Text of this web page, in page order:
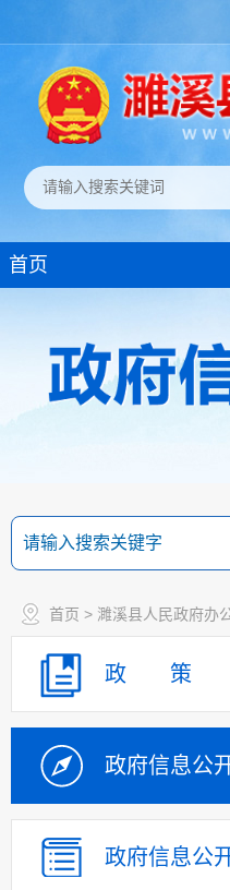
首页
首页 > 濉溪县人民政府办
政 策
政府信息公
政府信息公